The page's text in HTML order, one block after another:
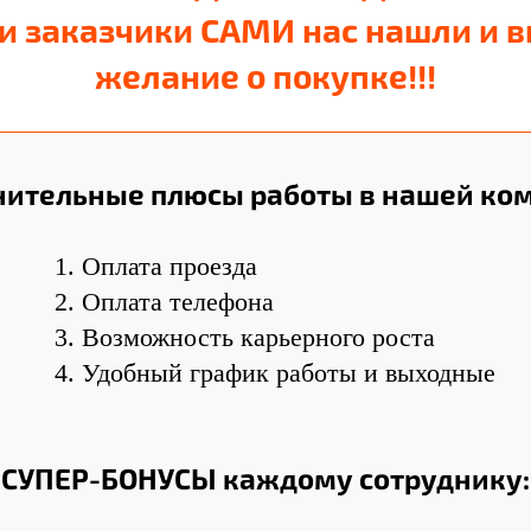
заказчики САМИ нас нашли и
желание о покупке!!!
плюсы работы в нашей
Оплата проезда
Оплата телефона
Возможность карьерного роста
Удобный график работы и выходные
СУПЕР-БОНУСЫ каждому сотруднику: